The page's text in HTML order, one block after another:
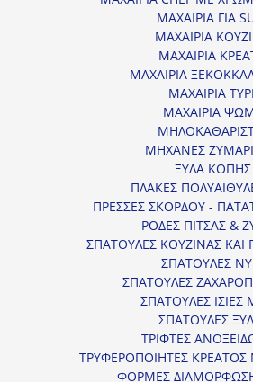
ΜΑΧΑΙΡΙΑ ΓΙΑ
ΜΑΧΑΙΡΙΑ
ΜΑΧΑΙΡΙΑ
ΜΑΧΑΙΡΙΑ
ΜΑΧΑΙΡΙΑ
ΜΑΧΑΙΡΙΑ
ΜΗΧΑΝΕΣ
ΞΥΛΑ ΚΟΠΗΣ
ΠΛΑΚΕΣ
ΠΡΕΣΣΕΣ ΣΚΟΡΔΟΥ -
ΡΟΔΕΣ ΠΙΤΣΑΣ &
ΣΠΑΤΟΥΛΕΣ ΚΟΥΖΙΝΑΣ ΚΑΙ
ΣΠΑΤΟΥΛΕΣ
ΣΠΑΤΟΥΛΕΣ
ΣΠΑΤΟΥΛΕΣ ΙΣΙΕΣ
ΣΠΑΤΟΥΛΕΣ
ΤΡΙΦΤΕΣ
ΤΡΥΦΕΡΟΠΟΙΗΤΕΣ ΚΡΕΑΤΟΣ
ΦΟΡΜΕΣ